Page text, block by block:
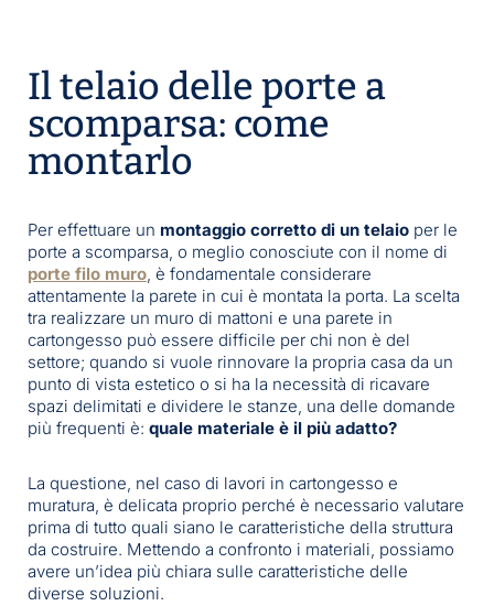
Il telaio delle porte a
scomparsa: come
montarlo
Per effettuare un montaggio corretto di un telaio per le
porte a scomparsa, o meglio conosciute con il nome di
porte filo muro, è fondamentale considerare
attentamente la parete in cui è montata la porta. La scelta
tra realizzare un muro di mattoni e una parete in
cartongesso può essere difficile per chi non è del
settore; quando si vuole rinnovare la propria casa da un
punto di vista estetico o si ha la necessità di ricavare
spazi delimitati e dividere le stanze, una delle domande
più frequenti è: quale materiale è il più adatto?
La questione, nel caso di lavori in cartongesso e
muratura, è delicata proprio perché è necessario valutare
prima di tutto quali siano le caratteristiche della struttura
da costruire. Mettendo a confronto i materiali, possiamo
avere un’idea più chiara sulle caratteristiche delle
diverse soluzioni.